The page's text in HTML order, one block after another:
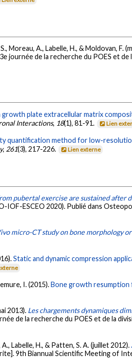
Moreau, A., Labelle, H., & Moldovan, F.
journée de la recherche du POES et
growth plate extracellular matrix
Interactions, 18(1), 81-91. Lien
quantification method for low-
, 261(3), 217-226. Lien externe
pubertal exercise are sustained after
ESCEO 2020). Publié dans
micro-CT study on bone morphology
Static and dynamic compression
I. (2015).Bone growth resumption
2013). Les chargements dynamiques
de la recherche du POES et de la
Labelle, H., & Patten, S. A. (juillet 2012).
9th Biannual Scientific Meeting of